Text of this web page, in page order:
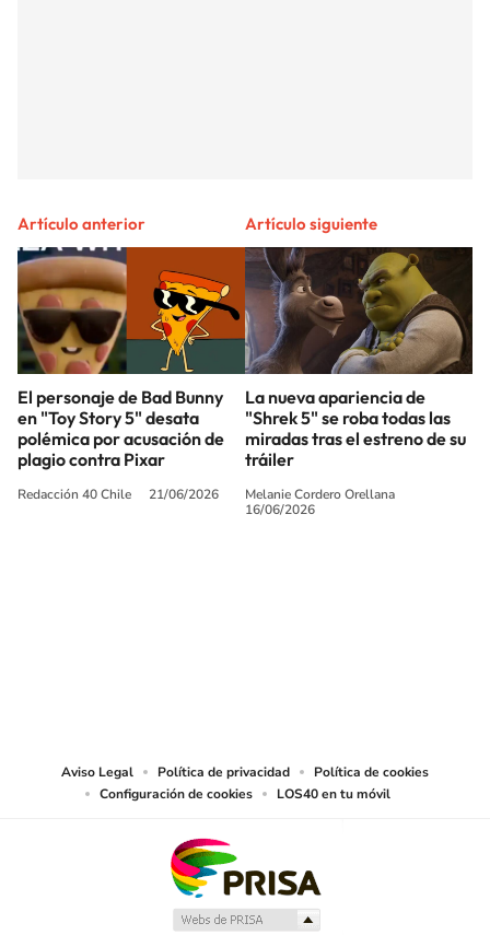
Artículo anterior
El personaje de Bad Bunny
en "Toy Story 5" desata
polémica por acusación de
plagio contra Pixar
Redacción 40 Chile 21/06/2026
Artículo siguiente
La nueva apariencia de
"Shrek 5" se roba todas las
miradas tras el estreno de su
tráiler
Melanie Cordero Orellana
16/06/2026
Aviso Legal Política de privacidad
Política de cookies
Configuración de cookies
LOS40 en tu móvil